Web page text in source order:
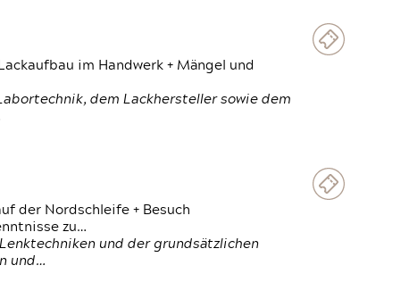
im Handwerk + Mängel und
dem Lackhersteller sowie dem
der Nordschleife + Besuch
zu…
und der grundsätzlichen
und…